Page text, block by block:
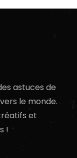
astuces de
le monde.
et
!